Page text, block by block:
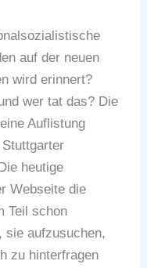
auf der neuen
wird erinnert?
wer tat das? Die
Auflistung
heutige
Webseite die
Teil schon
sie aufzusuchen,
zu hinterfragen